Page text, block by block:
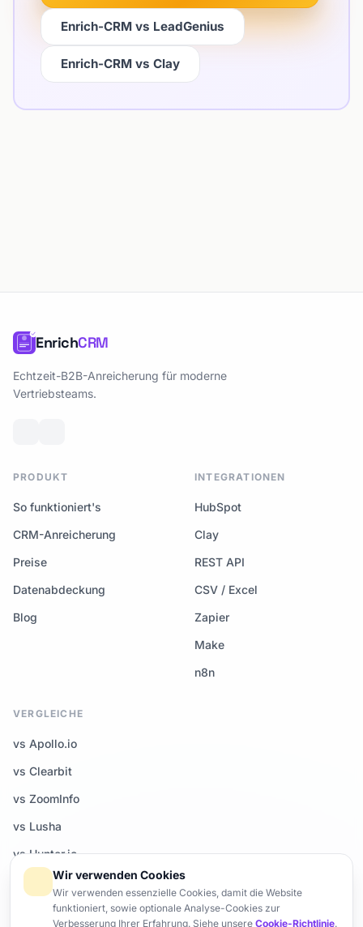
Enrich-CRM vs LeadGenius
Enrich-CRM vs Clay
EnrichCRM
Echtzeit-B2B-Anreicherung für moderne
Vertriebsteams.
PRODUKT
So funktioniert's
CRM-Anreicherung
Preise
Datenabdeckung
Blog
INTEGRATIONEN
HubSpot
Clay
REST API
CSV / Excel
Zapier
Make
n8n
VERGLEICHE
vs Apollo.io
vs Clearbit
vs ZoomInfo
vs Lusha
vs Hunter.io
Alle Vergleiche →
Wir verwenden Cookies
Wir verwenden essenzielle Cookies, damit die Website
funktioniert, sowie optionale Analyse-Cookies zur
Verbesserung Ihrer Erfahrung. Siehe unsere Cookie-Richtlinie.